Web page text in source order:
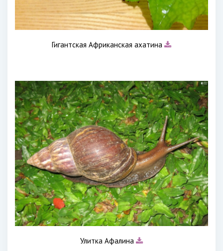
Гигантская Африканская ахатина
Улитка Афалина